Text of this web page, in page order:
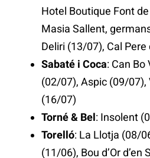
Hotel Boutique Font
Masia Sallent,
Deliri (13/07), Cal
Sabaté i Coca: Can Bo
(02/07), Aspic (09/07),
(16/07)
Torné & Bel: Insolent
Torelló: La Llotja (08/
(11/06), Bou d’Or